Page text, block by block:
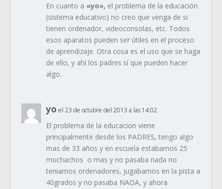
En cuanto a «yo», el problema de la educación
(sistema educativo) no creo que venga de si
tienen ordenador, videoconsolas, etc. Todos
esos aparatos pueden ser útiles en el proceso
de aprendizaje. Otra cosa es el uso que se haga
de ello, y ahí los padres sí que pueden hacer
algo.
yo el 23 de octubre del 2013 a las 14:02
El problema de la educacion viene
principalmente desde los PADRES, tengo algo
mas de 33 años y en escuela estabamos 25
muchachos o mas y no pasaba nada no
teniamos ordenadores, jugabamos en la pista a
40grados y no pasaba NADA, y ahora